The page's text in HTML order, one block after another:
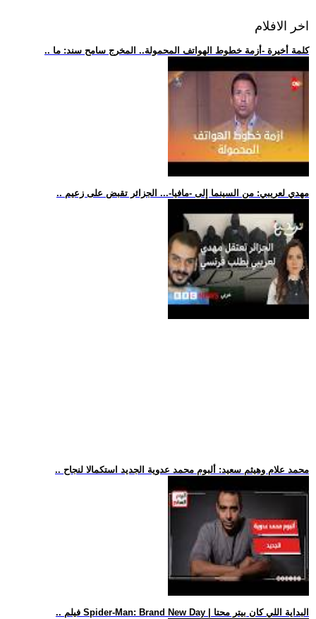
اخر الافلام
.. كلمة أخيرة -أزمة خطوط الهواتف المحمولة.. المخرج سامح سند: ما
.. مهدي لعريبي: من السينما إلى -مافيا-... الجزائر تقبض على زعيم
.. محمد علام وهيثم سعيد: ألبوم محمد عدوية الجديد استكمالا لنجاح
.. فيلم Spider-Man: Brand New Day | البداية اللي كان بيتر محتا